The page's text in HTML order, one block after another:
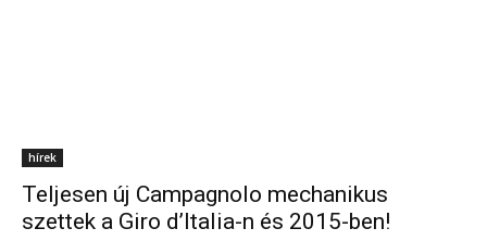
hírek
Teljesen új Campagnolo mechanikus
szettek a Giro d’Italia-n és 2015-ben!